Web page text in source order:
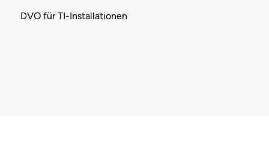
DVO für TI-Installationen